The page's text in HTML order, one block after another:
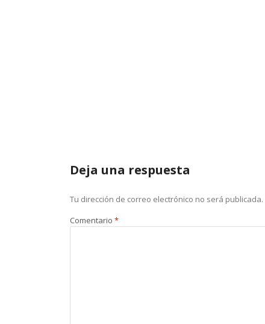
Deja una respuesta
Tu dirección de correo electrónico no será publicada.
Comentario *